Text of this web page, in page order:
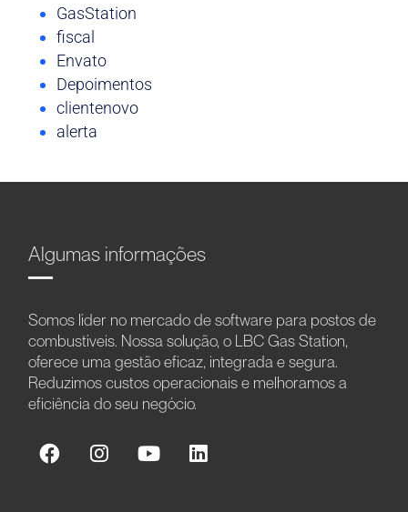
GasStation
fiscal
Envato
Depoimentos
clientenovo
alerta
Algumas informações
Somos líder no mercado de software para postos de
combustíveis. Nossa solução, o LBC Gas Station,
oferece uma gestão eficaz, integrada e segura.
Reduzimos custos operacionais e melhoramos a
eficiência do seu negócio.